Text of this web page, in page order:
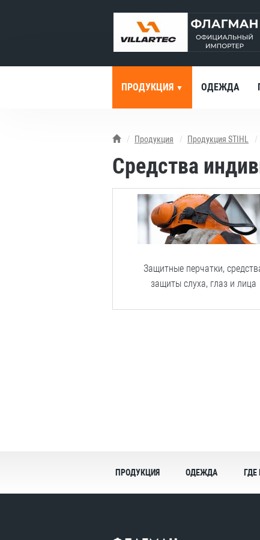
ПРОДУКЦИЯ ОДЕЖДА
Продукция Продукция STIHL
Средства
Защитные перчатки,
защиты слуха, глаз и лица
ПРОДУКЦИЯ ОДЕЖДА ГДЕ